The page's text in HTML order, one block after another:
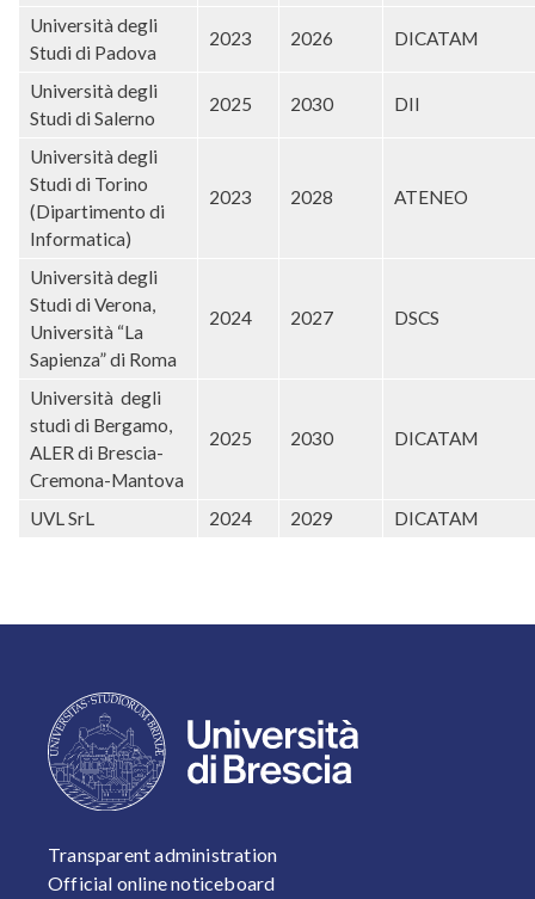
Università degli
Studi di Padova
2023 2026 DICATAM
Università degli
Studi di Salerno
2025 2030 DII
Università degli
Studi di Torino
(Dipartimento di
Informatica)
2023 2028 ATENEO
Università degli
Studi di Verona,
Università “La
Sapienza” di Roma
2024 2027 DSCS
Università degli
studi di Bergamo,
ALER di Brescia-
Cremona-Mantova
2025 2030 DICATAM
UVL SrL 2024 2029 DICATAM
FOOTER 1
Transparent administration
Official online noticeboard